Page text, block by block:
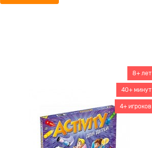
8+ лет
40+ минут
4+ игроков